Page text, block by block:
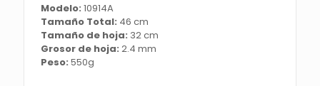
Modelo: 10914A
Tamaño Total: 46 cm
Tamaño de hoja: 32 cm
Grosor de hoja: 2.4 mm
Peso:550g